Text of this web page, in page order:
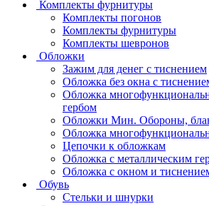
Комплекты фурнитуры
Комплекты погонов
Комплекты фурнитуры
Комплекты шевронов
Обложки
Зажим для денег с тиснением
Обложка без окна с
Обложка
гербом
Обложки Мин. Обороны,
Обложка
Цепочки к обложкам
Обложка с металлическим
Обложка с окном и
Обувь
Стельки и шнурки